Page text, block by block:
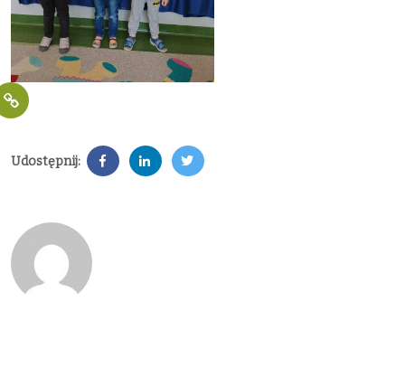
Udostępnij: